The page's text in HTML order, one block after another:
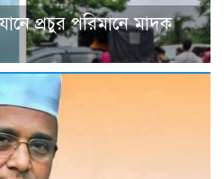
প্রচুর পরিমানে মাদক